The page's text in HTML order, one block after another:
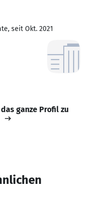
seit Okt. 2021
ganze Profil zu